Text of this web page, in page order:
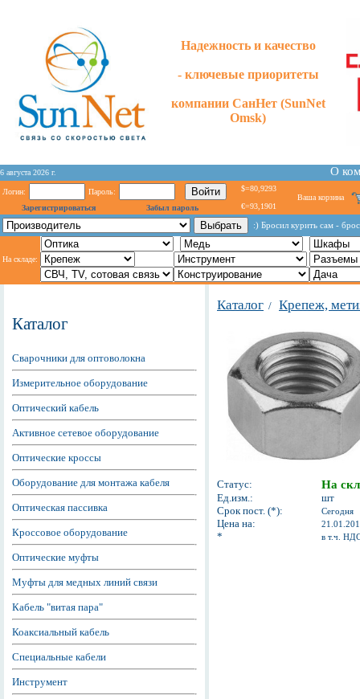
Надежность и качество
- ключевые приоритеты
компании СанНет (SunNet
Omsk)
6 августа 2026 г. О
Логин:
Пароль:
Зарегистрироваться
Забыл пароль
$=80,9293
€=93,1901
Ваша корзина
:) Бросил курить сам -
На складе:
Каталог
Сварочники для оптоволокна
Измерительное оборудование
Оптический кабель
Активное сетевое оборудование
Оптические кроссы
Оборудование для монтажа кабеля
Оптическая пассивка
Кроссовое оборудование
Оптические муфты
Муфты для медных линий связи
Кабель "витая пара"
Коаксиальный кабель
Специальные кабели
Инструмент
Каталог / Крепеж,
Статус: На
Ед.изм.:
шт
Срок пост. (*):
Сегодня
Цена на:
* в т.ч.